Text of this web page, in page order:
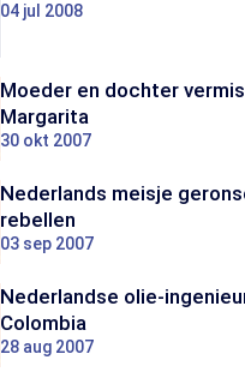
04 jul 2008
Moeder en dochter
Margarita
30 okt 2007
Nederlands meisje
rebellen
03 sep 2007
Nederlandse olie-
Colombia
28 aug 2007